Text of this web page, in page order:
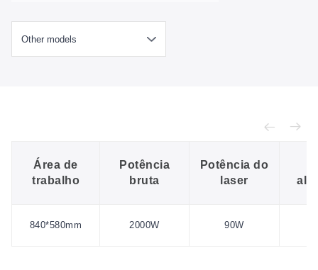
Área de
trabalho
Potência
bruta
Potência do
laser
840*580mm 2000W 90W